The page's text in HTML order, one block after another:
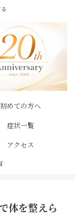
初めての方へ
症状一覧
アクセス
体を整えら